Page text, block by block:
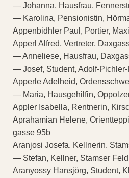
— Johanna, Hausfrau,
— Karolina, Pensionistin,
Appenbidhler Paul, Portier,
Apperl Alfred, Vertreter,
— Anneliese, Hausfrau,
— Josef, Student, Adolf-Pichler-
Apperle Adelheid,
— Maria, Hausgehilfin,
Appler Isabella, Rentnerin,
Aprahamian Helene,
gasse 95b
Aranjosi Josefa, Kellnerin,
— Stefan, Kellner, Stamser
Aranyossy Hansjörg, Student,